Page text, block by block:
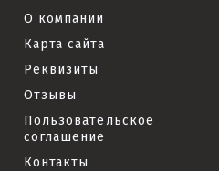
О компании
Карта сайта
Реквизиты
Отзывы
Пользовательское
соглашение
Контакты